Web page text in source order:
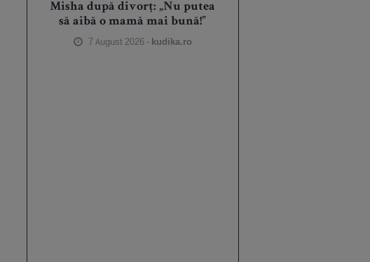
Misha după divorț: „Nu putea
să aibă o mamă mai bună!”
7 August 2026 - kudika.ro